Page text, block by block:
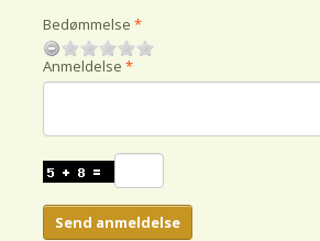
Bedømmelse
Anmeldelse
Send anmeldelse